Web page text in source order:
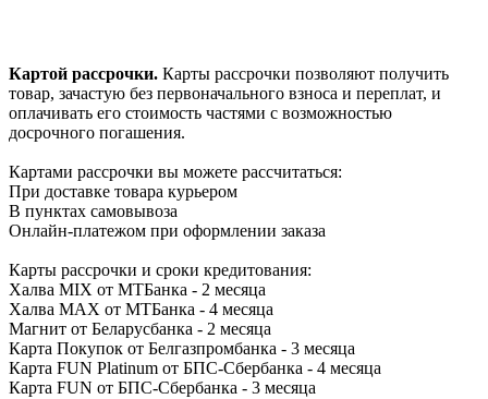
Картой рассрочки. Карты рассрочки позволяют получить
товар, зачастую без первоначального взноса и переплат, и
оплачивать его стоимость частями с возможностью
досрочного погашения.
Картами рассрочки вы можете расcчитаться:
При доставке товара курьером
В пунктах самовывоза
Онлайн-платежом при оформлении заказа
Карты рассрочки и сроки кредитования:
Халва MIX от МТБанка - 2 месяца
Халва MAX от МТБанка - 4 месяца
Магнит от Беларусбанка - 2 месяца
Карта Покупок от Белгазпромбанка - 3 месяца
Карта FUN Platinum от БПС-Сбербанка - 4 месяца
Карта FUN от БПС-Сбербанка - 3 месяца